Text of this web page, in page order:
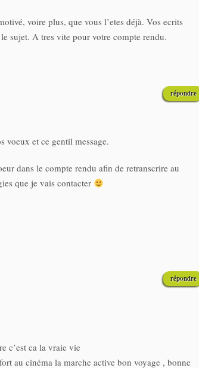
voire plus, que vous l’etes déjà. Vos ecrits
sujet. A tres vite pour votre compte rendu.
répondre
voeux et ce gentil message.
dans le compte rendu afin de retranscrire au
que je vais contacter
répondre
c’est ca la vraie vie
au cinéma la marche active bon voyage , bonne